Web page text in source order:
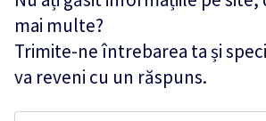
mai multe?
Trimite-ne întrebarea ta și
va reveni cu un răspuns.